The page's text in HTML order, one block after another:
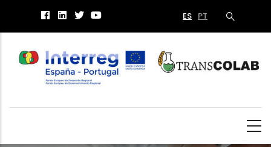
principal
PT
ES